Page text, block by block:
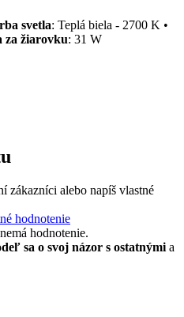
svetla: Teplá biela - 2700 K •
za žiarovku: 31 W
zákazníci alebo napíš vlastné
hodnotenie
hodnotenie.
sa o svoj názor s ostatnými a